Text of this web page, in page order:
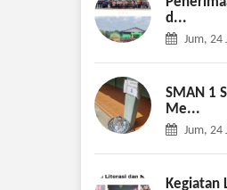
d...
Jum, 24
SMAN 1
Me...
Jum, 24
Kegiatan